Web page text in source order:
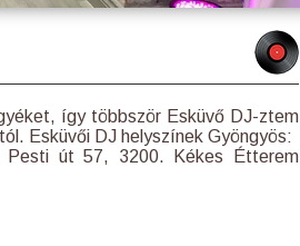
így többször Esküvő DJ-ztem
Esküvői DJ helyszínek Gyöngyös:
Pesti út 57, 3200. Kékes Étterem